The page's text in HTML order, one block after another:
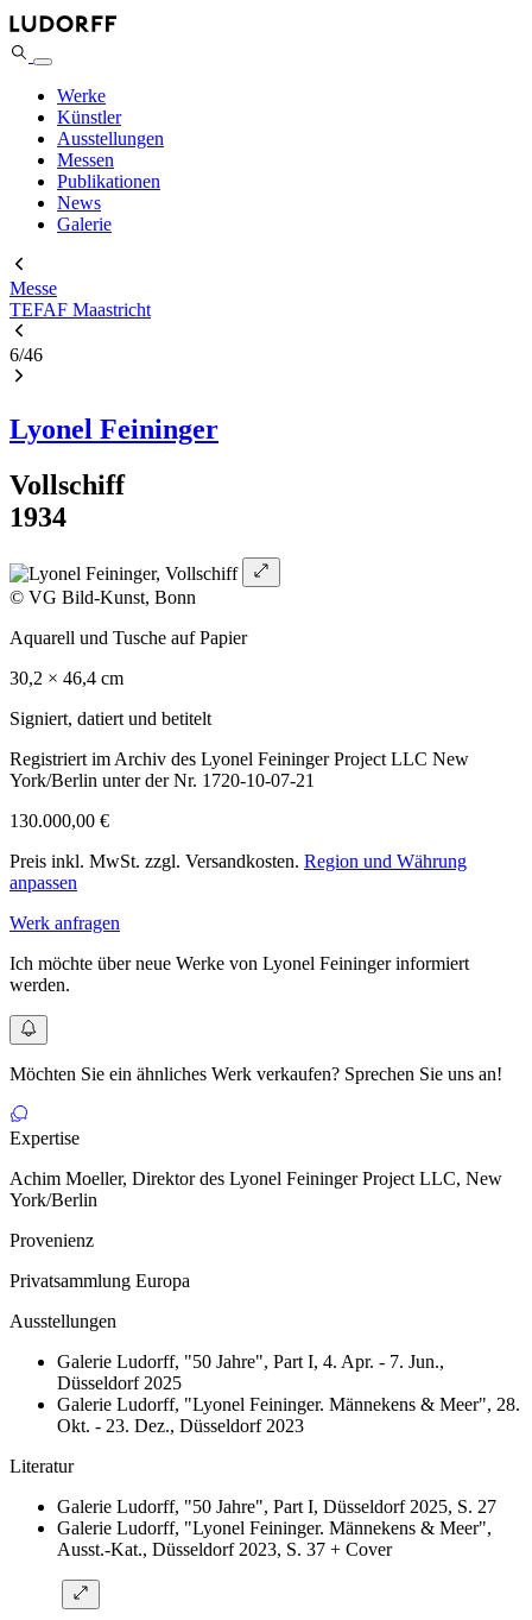
Werke
Künstler
Ausstellungen
Messen
Publikationen
News
Galerie
Messe
TEFAF Maastricht
6/46
Lyonel Feininger
Vollschiff
1934
© VG Bild-Kunst, Bonn
Aquarell und Tusche auf Papier
30,2 × 46,4 cm
Signiert, datiert und betitelt
Registriert im Archiv des Lyonel Feininger Project LLC New
York/Berlin unter der Nr. 1720-10-07-21
130.000,00 €
Preis inkl. MwSt. zzgl. Versandkosten. Region und Währung
anpassen
Werk anfragen
Ich möchte über neue Werke von Lyonel Feininger informiert
werden.
Möchten Sie ein ähnliches Werk verkaufen? Sprechen Sie uns an!
Expertise
Achim Moeller, Direktor des Lyonel Feininger Project LLC, New
York/Berlin
Provenienz
Privatsammlung Europa
Ausstellungen
Galerie Ludorff, "50 Jahre", Part I, 4. Apr. - 7. Jun.,
Düsseldorf 2025
Galerie Ludorff, "Lyonel Feininger. Männekens & Meer", 28.
Okt. - 23. Dez., Düsseldorf 2023
Literatur
Galerie Ludorff, "50 Jahre", Part I, Düsseldorf 2025, S. 27
Galerie Ludorff, "Lyonel Feininger. Männekens & Meer",
Ausst.-Kat., Düsseldorf 2023, S. 37 + Cover